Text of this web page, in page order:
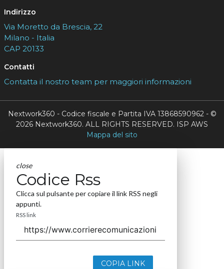
Indirizzo
Via Moretto da Brescia, 22
Milano - Italia
CAP 20133
Contatti
Contatta il nostro team per maggiori informazioni
Nextwork360 - Codice fiscale e Partita IVA 13868590962 - ©
2026 Nextwork360. ALL RIGHTS RESERVED. ISP AWS
Mappa del sito
close
Codice Rss
Clicca sul pulsante per copiare il link RSS negli
appunti.
RSS link
COPIA LINK